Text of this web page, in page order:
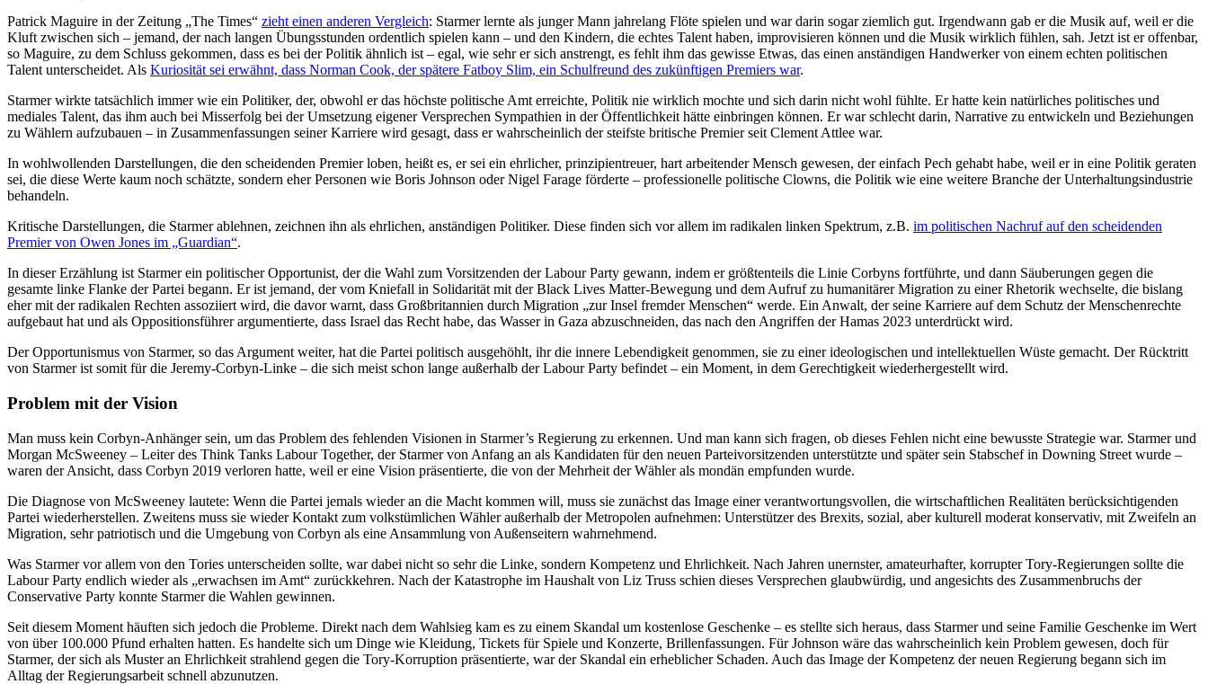
Patrick Maguire in der Zeitung „The Times“ zieht einen anderen Vergleich: Starmer lernte als junger Mann jahrelang Flöte spielen und war darin sogar ziemlich gut. Irgendwann gab er die Musik auf, weil er die
Kluft zwischen sich – jemand, der nach langen Übungsstunden ordentlich spielen kann – und den Kindern, die echtes Talent haben, improvisieren können und die Musik wirklich fühlen, sah. Jetzt ist er offenbar,
so Maguire, zu dem Schluss gekommen, dass es bei der Politik ähnlich ist – egal, wie sehr er sich anstrengt, es fehlt ihm das gewisse Etwas, das einen anständigen Handwerker von einem echten politischen
Talent unterscheidet. Als Kuriosität sei erwähnt, dass Norman Cook, der spätere Fatboy Slim, ein Schulfreund des zukünftigen Premiers war.
Starmer wirkte tatsächlich immer wie ein Politiker, der, obwohl er das höchste politische Amt erreichte, Politik nie wirklich mochte und sich darin nicht wohl fühlte. Er hatte kein natürliches politisches und
mediales Talent, das ihm auch bei Misserfolg bei der Umsetzung eigener Versprechen Sympathien in der Öffentlichkeit hätte einbringen können. Er war schlecht darin, Narrative zu entwickeln und Beziehungen
zu Wählern aufzubauen – in Zusammenfassungen seiner Karriere wird gesagt, dass er wahrscheinlich der steifste britische Premier seit Clement Attlee war.
In wohlwollenden Darstellungen, die den scheidenden Premier loben, heißt es, er sei ein ehrlicher, prinzipientreuer, hart arbeitender Mensch gewesen, der einfach Pech gehabt habe, weil er in eine Politik geraten
sei, die diese Werte kaum noch schätzte, sondern eher Personen wie Boris Johnson oder Nigel Farage förderte – professionelle politische Clowns, die Politik wie eine weitere Branche der Unterhaltungsindustrie
behandeln.
Kritische Darstellungen, die Starmer ablehnen, zeichnen ihn als ehrlichen, anständigen Politiker. Diese finden sich vor allem im radikalen linken Spektrum, z.B. im politischen Nachruf auf den scheidenden
Premier von Owen Jones im „Guardian“.
In dieser Erzählung ist Starmer ein politischer Opportunist, der die Wahl zum Vorsitzenden der Labour Party gewann, indem er größtenteils die Linie Corbyns fortführte, und dann Säuberungen gegen die
gesamte linke Flanke der Partei begann. Er ist jemand, der vom Kniefall in Solidarität mit der Black Lives Matter-Bewegung und dem Aufruf zu humanitärer Migration zu einer Rhetorik wechselte, die bislang
eher mit der radikalen Rechten assoziiert wird, die davor warnt, dass Großbritannien durch Migration „zur Insel fremder Menschen“ werde. Ein Anwalt, der seine Karriere auf dem Schutz der Menschenrechte
aufgebaut hat und als Oppositionsführer argumentierte, dass Israel das Recht habe, das Wasser in Gaza abzuschneiden, das nach den Angriffen der Hamas 2023 unterdrückt wird.
Der Opportunismus von Starmer, so das Argument weiter, hat die Partei politisch ausgehöhlt, ihr die innere Lebendigkeit genommen, sie zu einer ideologischen und intellektuellen Wüste gemacht. Der Rücktritt
von Starmer ist somit für die Jeremy-Corbyn-Linke – die sich meist schon lange außerhalb der Labour Party befindet – ein Moment, in dem Gerechtigkeit wiederhergestellt wird.
Problem mit der Vision
Man muss kein Corbyn-Anhänger sein, um das Problem des fehlenden Visionen in Starmer’s Regierung zu erkennen. Und man kann sich fragen, ob dieses Fehlen nicht eine bewusste Strategie war. Starmer und
Morgan McSweeney – Leiter des Think Tanks Labour Together, der Starmer von Anfang an als Kandidaten für den neuen Parteivorsitzenden unterstützte und später sein Stabschef in Downing Street wurde –
waren der Ansicht, dass Corbyn 2019 verloren hatte, weil er eine Vision präsentierte, die von der Mehrheit der Wähler als mondän empfunden wurde.
Die Diagnose von McSweeney lautete: Wenn die Partei jemals wieder an die Macht kommen will, muss sie zunächst das Image einer verantwortungsvollen, die wirtschaftlichen Realitäten berücksichtigenden
Partei wiederherstellen. Zweitens muss sie wieder Kontakt zum volkstümlichen Wähler außerhalb der Metropolen aufnehmen: Unterstützer des Brexits, sozial, aber kulturell moderat konservativ, mit Zweifeln an
Migration, sehr patriotisch und die Umgebung von Corbyn als eine Ansammlung von Außenseitern wahrnehmend.
Was Starmer vor allem von den Tories unterscheiden sollte, war dabei nicht so sehr die Linke, sondern Kompetenz und Ehrlichkeit. Nach Jahren unernster, amateurhafter, korrupter Tory-Regierungen sollte die
Labour Party endlich wieder als „erwachsen im Amt“ zurückkehren. Nach der Katastrophe im Haushalt von Liz Truss schien dieses Versprechen glaubwürdig, und angesichts des Zusammenbruchs der
Conservative Party konnte Starmer die Wahlen gewinnen.
Seit diesem Moment häuften sich jedoch die Probleme. Direkt nach dem Wahlsieg kam es zu einem Skandal um kostenlose Geschenke – es stellte sich heraus, dass Starmer und seine Familie Geschenke im Wert
von über 100.000 Pfund erhalten hatten. Es handelte sich um Dinge wie Kleidung, Tickets für Spiele und Konzerte, Brillenfassungen. Für Johnson wäre das wahrscheinlich kein Problem gewesen, doch für
Starmer, der sich als Muster an Ehrlichkeit strahlend gegen die Tory-Korruption präsentierte, war der Skandal ein erheblicher Schaden. Auch das Image der Kompetenz der neuen Regierung begann sich im
Alltag der Regierungsarbeit schnell abzunutzen.